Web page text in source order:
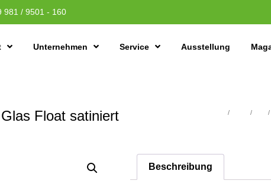
981 / 9501 - 160
Unternehmen Service Ausstellung
Float satiniert / / /
Beschreibung